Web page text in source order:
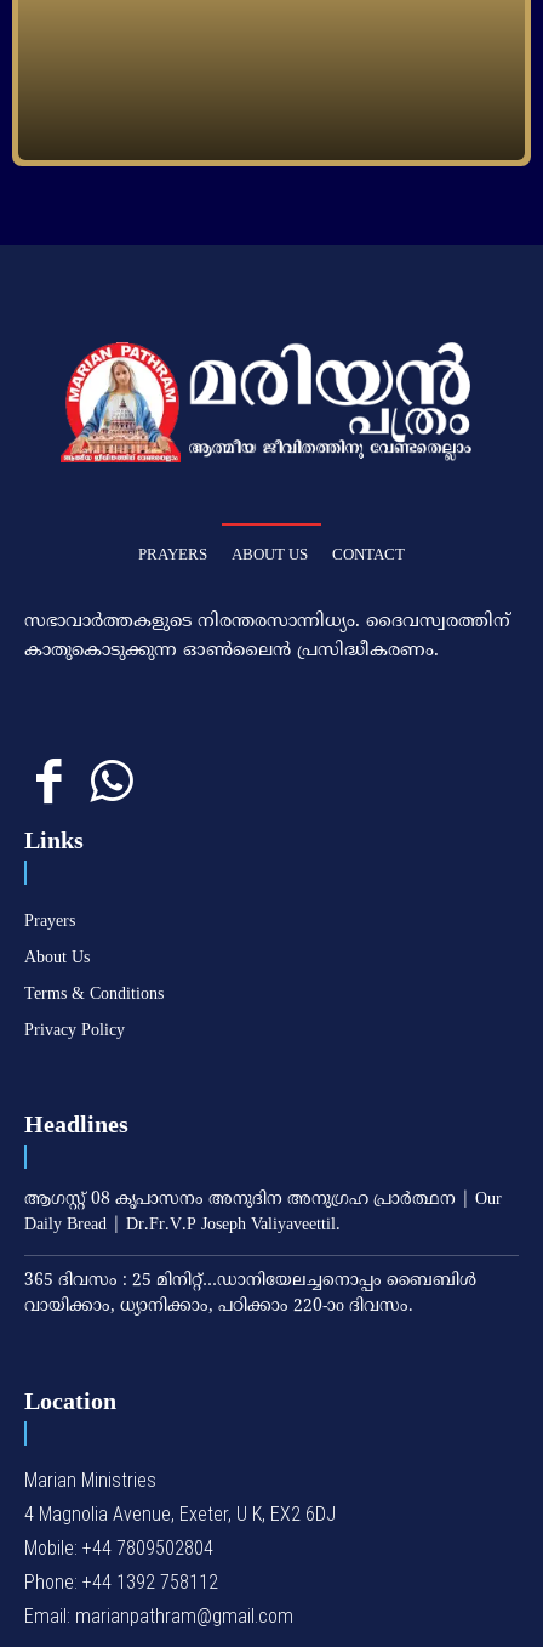
PRAYERS ABOUT US CONTACT
സഭാവാര്‍ത്തകളുടെ നിരന്തരസാന്നിധ്യം. ദൈവസ്വരത്തിന്‌
കാതുകൊടുക്കുന്ന ഓണ്‍ലൈന്‍ പ്രസിദ്ധീകരണം.
Links
Prayers
About Us
Terms & Conditions
Privacy Policy
Headlines
ആഗസ്റ്റ് 08 കൃപാസനം അനുദിന അനുഗ്രഹ പ്രാർത്ഥന | Our
Daily Bread | Dr.Fr.V.P Joseph Valiyaveettil.
365 ദിവസം : 25 മിനിറ്റ്…ഡാനിയേലച്ചനൊപ്പം ബൈബിൾ
വായിക്കാം, ധ്യാനിക്കാം, പഠിക്കാം 220-ാo ദിവസം.
Location
Marian Ministries
4 Magnolia Avenue, Exeter, U K, EX2 6DJ
Mobile: +44 7809502804
Phone: +44 1392 758112
Email: marianpathram@gmail.com